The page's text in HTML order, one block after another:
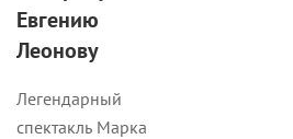
Евгению
Леонову
Легендарный
спектакль Марка